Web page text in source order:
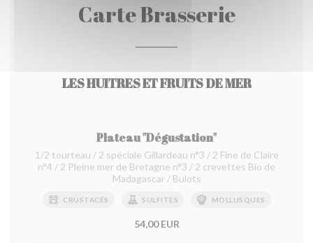
Carte Brasserie
LES HUITRES ET FRUITS DE MER
Plateau "Dégustation"
1/2 tourteau / 2 spéciale Gillardeau n°3 / 2 Fine de Claire
n°4 / 2 Pleine mer de Bretagne n°3 / 2 crevettes Bio de
Madagascar / Bulots
CRUSTACÉS SULFITES MOLLUSQUES
54,00 EUR